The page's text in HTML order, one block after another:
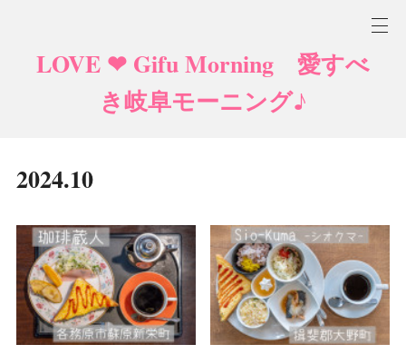
LOVE ❤ Gifu Morning 愛すべ
き岐阜モーニング♪
2024.10